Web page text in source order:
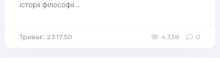
історії філософії....
Триває: 23:17:50 4 338 0